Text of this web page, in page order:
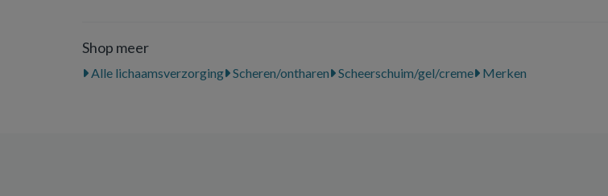
Shop meer
Alle lichaamsverzorging Scheren/ontharen Scheerschuim/gel/creme Merken